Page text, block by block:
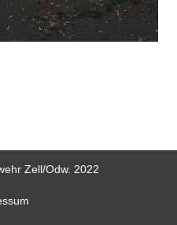
Zell/Odw. 2022